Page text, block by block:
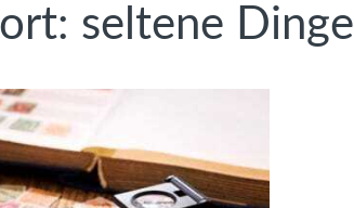
seltene Dinge